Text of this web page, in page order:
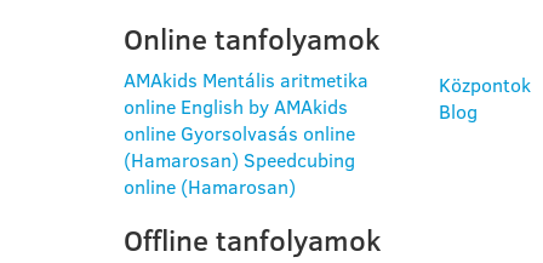
Online tanfolyamok
AMAkids Mentális aritmetika
online English by AMAkids
online Gyorsolvasás online
(Hamarosan) Speedcubing
online (Hamarosan)
Offline tanfolyamok
Központok
Blog